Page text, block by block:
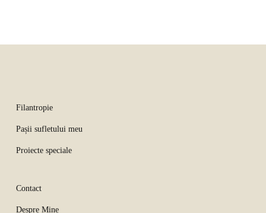
Filantropie
Pașii sufletului meu
Proiecte speciale
Contact
Despre Mine